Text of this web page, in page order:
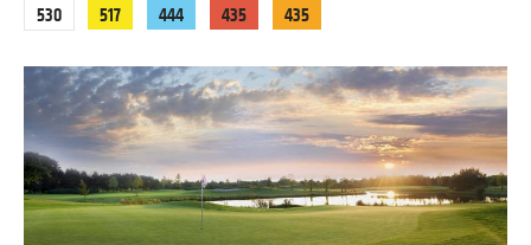
530 517 444 435 435